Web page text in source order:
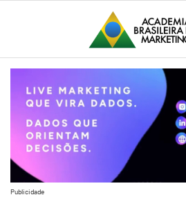
Publicidade